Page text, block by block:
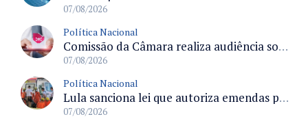
07/08/2026
Política Nacional
Comissão da Câmara realiza audiência sobre apostas online para medir o tamanho do mercado ilegal
07/08/2026
Política Nacional
Lula sanciona lei que autoriza emendas parlamentares para atendimento pré-hospitalar pelos bombeiros
07/08/2026